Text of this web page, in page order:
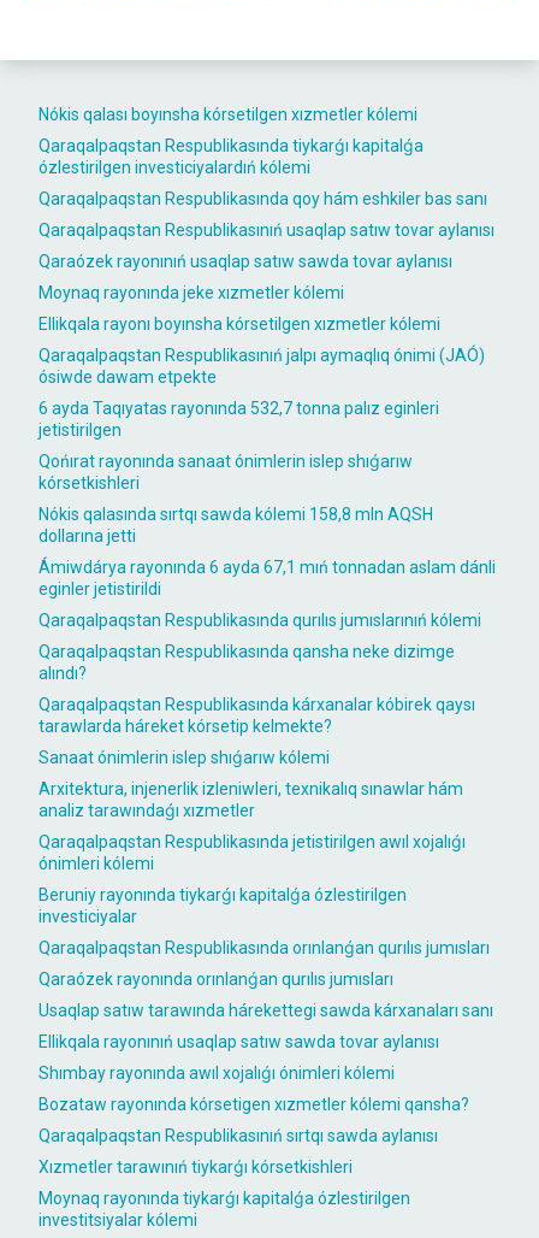
Nókis qalası boyınsha kórsetilgen xızmetler kólemi
Qaraqalpaqstan Respublikasında tiykarǵı kapitalǵa
ózlestirilgen investiciyalardıń kólemi
Qaraqalpaqstan Respublikasında qoy hám eshkiler bas sanı
Qaraqalpaqstan Respublikasınıń usaqlap satıw tovar aylanısı
Qaraózek rayonınıń usaqlap satıw sawda tovar aylanısı
Moynaq rayonında jeke xızmetler kólemi
Ellikqala rayonı boyınsha kórsetilgen xızmetler kólemi
Qaraqalpaqstan Respublikasınıń jalpı aymaqlıq ónimi (JAÓ)
ósiwde dawam etpekte
6 ayda Taqıyatas rayonında 532,7 tonna palız eginleri
jetistirilgen
Qońırat rayonında sanaat ónimlerin islep shıǵarıw
kórsetkishleri
Nókis qalasında sırtqı sawda kólemi 158,8 mln AQSH
dollarına jetti
Ámiwdárya rayonında 6 ayda 67,1 mıń tonnadan aslam dánli
eginler jetistirildi
Qaraqalpaqstan Respublikasında qurılıs jumıslarınıń kólemi
Qaraqalpaqstan Respublikasında qansha neke dizimge
alındı?
Qaraqalpaqstan Respublikasında kárxanalar kóbirek qaysı
tarawlarda háreket kórsetip kelmekte?
Sanaat ónimlerin islep shıǵarıw kólemi
Arxitektura, injenerlik izleniwleri, texnikalıq sınawlar hám
analiz tarawındaǵı xızmetler
Qaraqalpaqstan Respublikasında jetistirilgen awıl xojalıǵı
ónimleri kólemi
Beruniy rayonında tiykarǵı kapitalǵa ózlestirilgen
investiciyalar
Qaraqalpaqstan Respublikasında orınlanǵan qurılıs jumısları
Qaraózek rayonında orınlanǵan qurılıs jumısları
Usaqlap satıw tarawında hárekettegi sawda kárxanaları sanı
Ellikqala rayonınıń usaqlap satıw sawda tovar aylanısı
Shımbay rayonında awıl xojalıǵı ónimleri kólemi
Bozataw rayonında kórsetigen xızmetler kólemi qansha?
Qaraqalpaqstan Respublikasınıń sırtqı sawda aylanısı
Xızmetler tarawınıń tiykarǵı kórsetkishleri
Moynaq rayonında tiykarǵı kapitalǵa ózlestirilgen
investitsiyalar kólemi